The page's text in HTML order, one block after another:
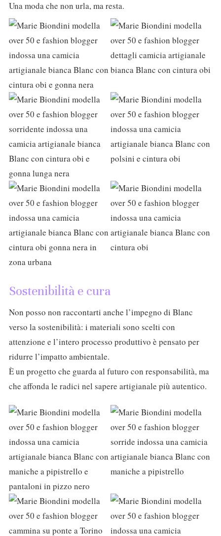
Una moda che non urla, ma resta.
Sostenibilità e cura
Non posso non raccontarti anche l’impegno di Blanc
verso la sostenibilità: i materiali sono scelti con
attenzione e l’intero processo produttivo è pensato per
ridurre l’impatto ambientale.
È un progetto che guarda al futuro con responsabilità, ma
che affonda le radici nel sapere artigianale più autentico.